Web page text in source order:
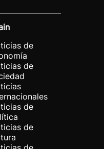
de
de
de
de